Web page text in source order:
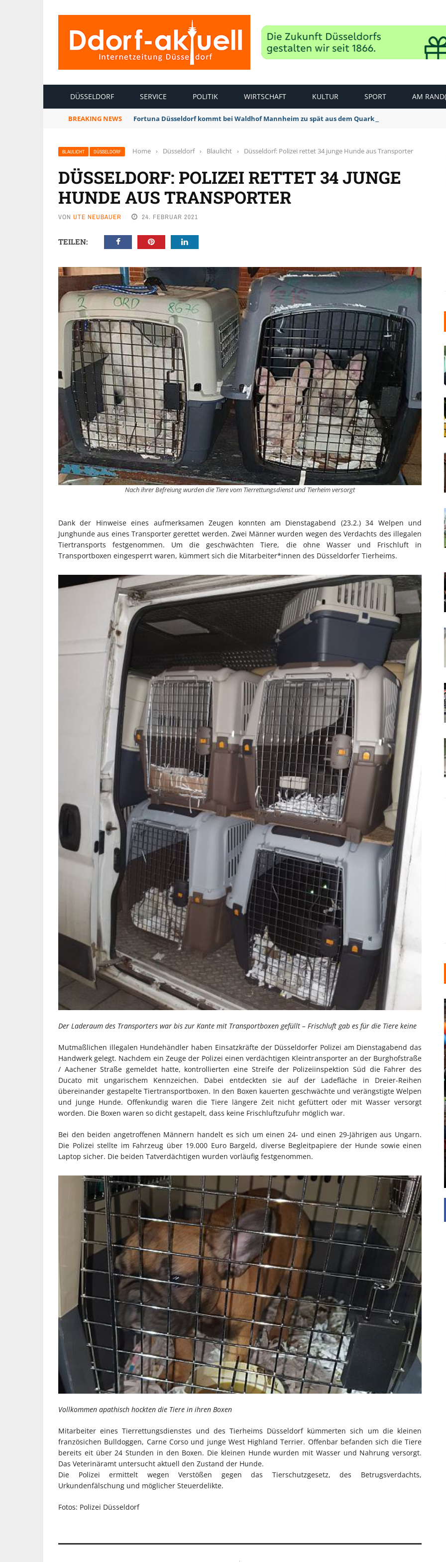
DÜSSELDORF SERVICE POLITIK WIRTSCHAFT KULTUR SPORT AM
BREAKING NEWS Fortuna Düsseldorf kommt bei Waldhof Mannheim zu spät aus dem Quark: 1:2 Niederlage
BLAULICHT DÜSSELDORF Home › Düsseldorf › Blaulicht › Düsseldorf: Polizei rettet 34 junge Hunde aus Transporter
DÜSSELDORF: POLIZEI RETTET 34 JUNGE
HUNDE AUS TRANSPORTER
VON UTE NEUBAUER 24. FEBRUAR 2021
TEILEN:
Nach ihrer Befreiung wurden die Tiere vom Tierrettungsdienst und Tierheim versorgt
Dank der Hinweise eines aufmerksamen Zeugen konnten am Dienstagabend (23.2.) 34 Welpen und
Junghunde aus eines Transporter gerettet werden. Zwei Männer wurden wegen des Verdachts des illegalen
Tiertransports festgenommen. Um die geschwächten Tiere, die ohne Wasser und Frischluft in
Transportboxen eingesperrt waren, kümmert sich die Mitarbeiter*innen des Düsseldorfer Tierheims.
Der Laderaum des Transporters war bis zur Kante mit Transportboxen gefüllt – Frischluft gab es für die Tiere keine
Mutmaßlichen illegalen Hundehändler haben Einsatzkräfte der Düsseldorfer Polizei am Dienstagabend das
Handwerk gelegt. Nachdem ein Zeuge der Polizei einen verdächtigen Kleintransporter an der Burghofstraße
/ Aachener Straße gemeldet hatte, kontrollierten eine Streife der Polizeiinspektion Süd die Fahrer des
Ducato mit ungarischem Kennzeichen. Dabei entdeckten sie auf der Ladefläche in Dreier-Reihen
übereinander gestapelte Tiertransportboxen. In den Boxen kauerten geschwächte und verängstigte Welpen
und junge Hunde. Offenkundig waren die Tiere längere Zeit nicht gefüttert oder mit Wasser versorgt
worden. Die Boxen waren so dicht gestapelt, dass keine Frischluftzufuhr möglich war.
Bei den beiden angetroffenen Männern handelt es sich um einen 24- und einen 29-Jährigen aus Ungarn.
Die Polizei stellte im Fahrzeug über 19.000 Euro Bargeld, diverse Begleitpapiere der Hunde sowie einen
Laptop sicher. Die beiden Tatverdächtigen wurden vorläufig festgenommen.
Vollkommen apathisch hockten die Tiere in ihren Boxen
Mitarbeiter eines Tierrettungsdienstes und des Tierheims Düsseldorf kümmerten sich um die kleinen
französichen Bulldoggen, Carne Corso und junge West Highland Terrier. Offenbar befanden sich die Tiere
bereits eit über 24 Stunden in den Boxen. Die kleinen Hunde wurden mit Wasser und Nahrung versorgt.
Das Veterinäramt untersucht aktuell den Zustand der Hunde.
Die Polizei ermittelt wegen Verstößen gegen das Tierschutzgesetz, des Betrugsverdachts,
Urkundenfälschung und möglicher Steuerdelikte.
Fotos: Polizei Düsseldorf
INDUSTRIELLER CHIC: WIE
KUNSTSTOFFFENSTER DEN
LOFT-STIL IN IHREM
EINFAMILIENHAUS
UNTERSTÜTZEN
Die Inspiration des industriellen Chics sind die
Werkshallen des Industriezeitalters. Die Basis für
diesen Stil sind große Räume, schlicht gehalten